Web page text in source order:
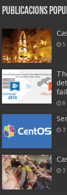
Publicacions
5
8